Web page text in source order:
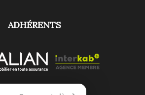
ADHÉRENTS